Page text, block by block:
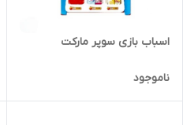
اسباب بازی سوپر مارکت
ناموجود